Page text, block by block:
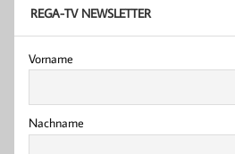
REGA-TV NEWSLETTER
Vorname
Nachname